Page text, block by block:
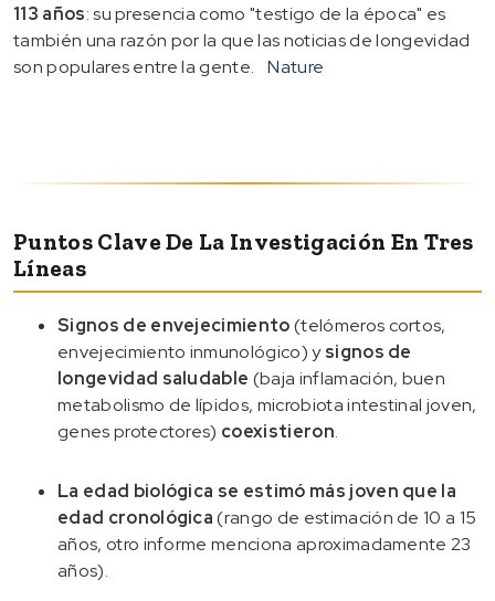
113 años: su presencia como "testigo de la época" es
también una razón por la que las noticias de longevidad
son populares entre la gente.
Nature
Puntos Clave De La Investigación En Tres
Líneas
Signos de envejecimiento(telómeros cortos,
envejecimiento inmunológico) ysignos de
longevidad saludable (baja inflamación, buen
metabolismo de lípidos, microbiota intestinal joven,
genes protectores) coexistieron.
La edad biológica se estimó más joven que la
edad cronológica(rango de estimación de 10 a 15
años, otro informe menciona aproximadamente 23
años).